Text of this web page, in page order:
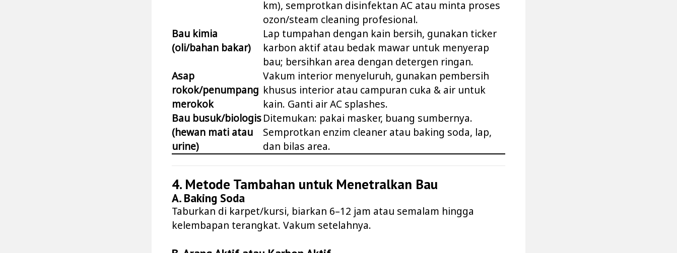
km), semprotkan disinfektan AC atau minta proses
ozon/steam cleaning profesional.
Bau kimia
(oli/bahan bakar)
Lap tumpahan dengan kain bersih, gunakan ticker
karbon aktif atau bedak mawar untuk menyerap
bau; bersihkan area dengan detergen ringan.
Asap
rokok/penumpang
merokok
Vakum interior menyeluruh, gunakan pembersih
khusus interior atau campuran cuka & air untuk
kain. Ganti air AC splashes.
Bau busuk/biologis
(hewan mati atau
urine)
Ditemukan: pakai masker, buang sumbernya.
Semprotkan enzim cleaner atau baking soda, lap,
dan bilas area.
4. Metode Tambahan untuk Menetralkan Bau
A. Baking Soda
Taburkan di karpet/kursi, biarkan 6–12 jam atau semalam hingga
kelembapan terangkat. Vakum setelahnya.